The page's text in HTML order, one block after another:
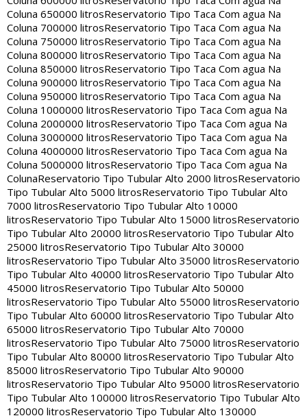
Coluna 650000 litrosReservatorio Tipo Taca Com agua Na
Coluna 700000 litrosReservatorio Tipo Taca Com agua Na
Coluna 750000 litrosReservatorio Tipo Taca Com agua Na
Coluna 800000 litrosReservatorio Tipo Taca Com agua Na
Coluna 850000 litrosReservatorio Tipo Taca Com agua Na
Coluna 900000 litrosReservatorio Tipo Taca Com agua Na
Coluna 950000 litrosReservatorio Tipo Taca Com agua Na
Coluna 1000000 litrosReservatorio Tipo Taca Com agua Na
Coluna 2000000 litrosReservatorio Tipo Taca Com agua Na
Coluna 3000000 litrosReservatorio Tipo Taca Com agua Na
Coluna 4000000 litrosReservatorio Tipo Taca Com agua Na
Coluna 5000000 litrosReservatorio Tipo Taca Com agua Na
ColunaReservatorio Tipo Tubular Alto 2000 litrosReservatorio
Tipo Tubular Alto 5000 litrosReservatorio Tipo Tubular Alto
7000 litrosReservatorio Tipo Tubular Alto 10000
litrosReservatorio Tipo Tubular Alto 15000 litrosReservatorio
Tipo Tubular Alto 20000 litrosReservatorio Tipo Tubular Alto
25000 litrosReservatorio Tipo Tubular Alto 30000
litrosReservatorio Tipo Tubular Alto 35000 litrosReservatorio
Tipo Tubular Alto 40000 litrosReservatorio Tipo Tubular Alto
45000 litrosReservatorio Tipo Tubular Alto 50000
litrosReservatorio Tipo Tubular Alto 55000 litrosReservatorio
Tipo Tubular Alto 60000 litrosReservatorio Tipo Tubular Alto
65000 litrosReservatorio Tipo Tubular Alto 70000
litrosReservatorio Tipo Tubular Alto 75000 litrosReservatorio
Tipo Tubular Alto 80000 litrosReservatorio Tipo Tubular Alto
85000 litrosReservatorio Tipo Tubular Alto 90000
litrosReservatorio Tipo Tubular Alto 95000 litrosReservatorio
Tipo Tubular Alto 100000 litrosReservatorio Tipo Tubular Alto
120000 litrosReservatorio Tipo Tubular Alto 130000